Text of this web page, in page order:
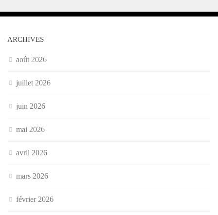
ARCHIVES
août 2026
juillet 2026
juin 2026
mai 2026
avril 2026
mars 2026
février 2026